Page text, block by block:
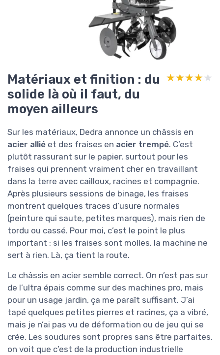
Matériaux et finition : du
solide là où il faut, du
moyen ailleurs
★★★★★
★★★★★
Sur les matériaux, Dedra annonce un châssis en
acier allié et des fraises en acier trempé. C’est
plutôt rassurant sur le papier, surtout pour les
fraises qui prennent vraiment cher en travaillant
dans la terre avec cailloux, racines et compagnie.
Après plusieurs sessions de binage, les fraises
montrent quelques traces d’usure normales
(peinture qui saute, petites marques), mais rien de
tordu ou cassé. Pour moi, c’est le point le plus
important : si les fraises sont molles, la machine ne
sert à rien. Là, ça tient la route.
Le châssis en acier semble correct. On n’est pas sur
de l’ultra épais comme sur des machines pro, mais
pour un usage jardin, ça me paraît suffisant. J’ai
tapé quelques petites pierres et racines, ça a vibré,
mais je n’ai pas vu de déformation ou de jeu qui se
crée. Les soudures sont propres sans être parfaites,
on voit que c’est de la production industrielle